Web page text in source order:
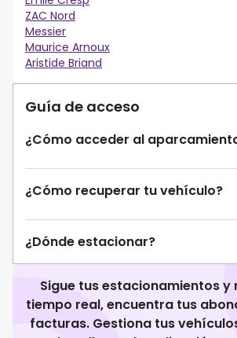
ZAC Nord
Messier
Maurice Arnoux
Aristide Briand
Guía de acceso
¿Cómo acceder al
¿Cómo recuperar tu vehículo?
¿Dónde estacionar?
Sigue tus estacionamientos y
tiempo real, encuentra tus
facturas. Gestiona tus